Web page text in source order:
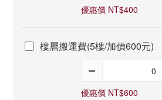
優惠價 NT$400
樓層搬運費(5樓/加價600元)
優惠價 NT$600